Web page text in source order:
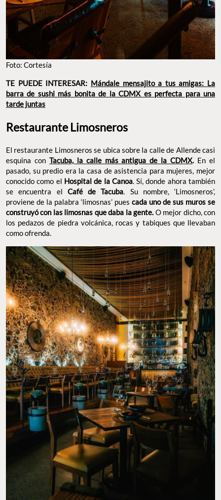
Foto: Cortesía
TE PUEDE INTERESAR: Mándale mensajito a tus amigas: La
barra de sushi más bonita de la CDMX es perfecta para una
tarde juntas
Restaurante Limosneros
El restaurante Limosneros se ubica sobre la calle de Allende casi
esquina con Tacuba, la calle más antigua de la CDMX. En el
pasado, su predio era la casa de asistencia para mujeres, mejor
conocido como el Hospital de la Canoa. Sí, donde ahora también
se encuentra el Café de Tacuba. Su nombre, ‘Limosneros’,
proviene de la palabra ‘limosnas’ pues cada uno de sus muros se
construyó con las limosnas que daba la gente. O mejor dicho, con
los pedazos de piedra volcánica, rocas y tabiques que llevaban
como ofrenda.